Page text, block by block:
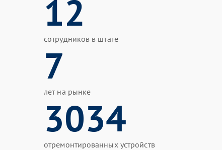
12
сотрудников в штате
7
лет на рынке
3034
отремонтированных устройств